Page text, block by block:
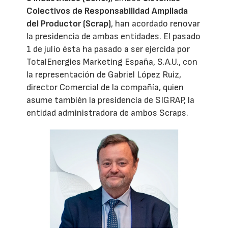
Colectivos de Responsabilidad Ampliada
del Productor (Scrap), han acordado renovar
la presidencia de ambas entidades. El pasado
1 de julio ésta ha pasado a ser ejercida por
TotalEnergies Marketing España, S.A.U., con
la representación de Gabriel López Ruiz,
director Comercial de la compañía, quien
asume también la presidencia de SIGRAP, la
entidad administradora de ambos Scraps.